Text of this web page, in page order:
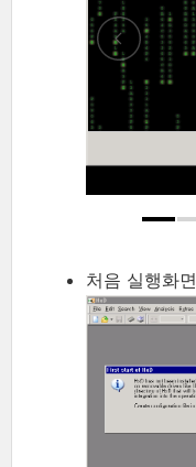
처음 실행화면